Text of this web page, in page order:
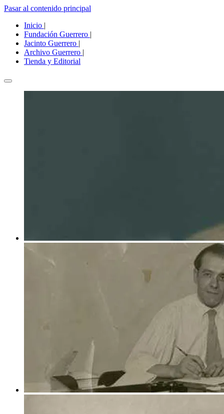
Pasar al contenido principal
Inicio |
Fundación Guerrero |
Jacinto Guerrero |
Archivo Guerrero |
Tienda y Editorial